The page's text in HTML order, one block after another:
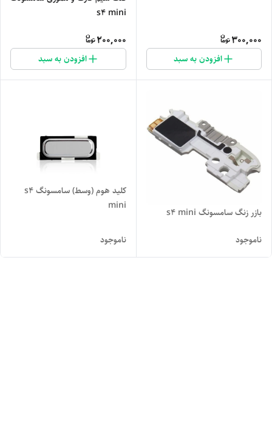
300,000
افزودن به سبد
s4 mini
200,000
افزودن به سبد
بازر زنگ سامسونگ s4 mini
ناموجود
کلید هوم (وسط) سامسونگ s4
mini
ناموجود